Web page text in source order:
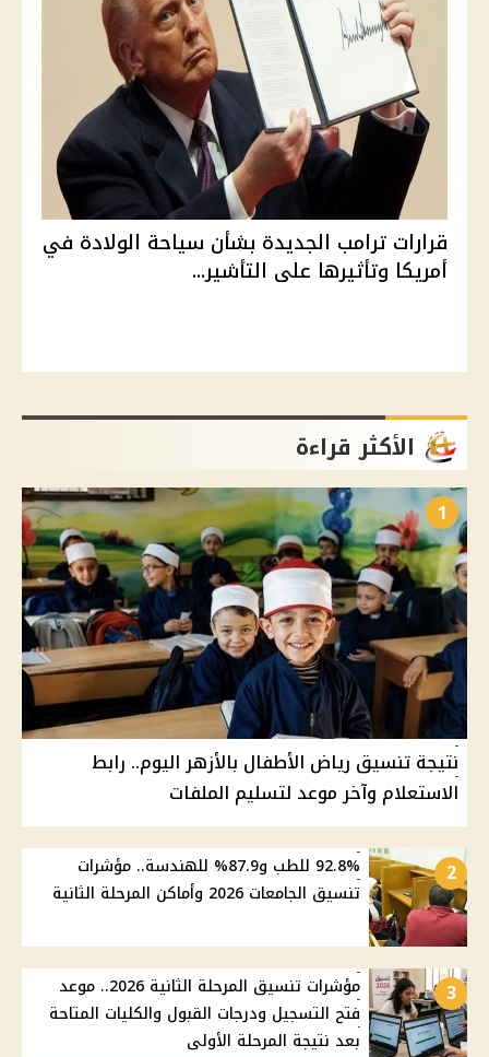
قرارات ترامب الجديدة بشأن سياحة الولادة في
أمريكا وتأثيرها على التأشير...
الأكثر قراءة
1
نتيجة تنسيق رياض الأطفال بالأزهر اليوم.. رابط
الاستعلام وآخر موعد لتسليم الملفات
2
92.8% للطب و87.9% للهندسة.. مؤشرات
تنسيق الجامعات 2026 وأماكن المرحلة الثانية
3
مؤشرات تنسيق المرحلة الثانية 2026.. موعد
فتح التسجيل ودرجات القبول والكليات المتاحة
بعد نتيجة المرحلة الأولى